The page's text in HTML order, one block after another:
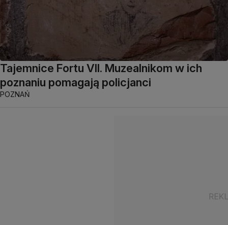
Tajemnice Fortu VII. Muzealnikom w ich
poznaniu pomagają policjanci
POZNAŃ